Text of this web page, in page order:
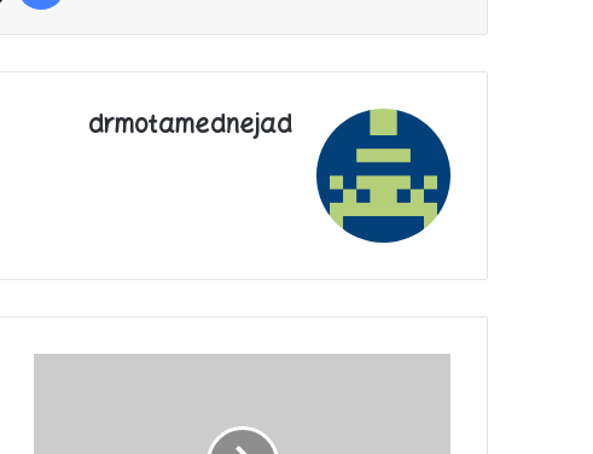
drmotamednejad